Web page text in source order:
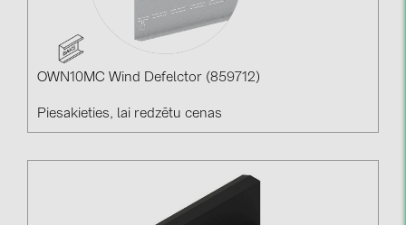
OWN10MC Wind Defelctor (859712)
Piesakieties, lai redzētu cenas